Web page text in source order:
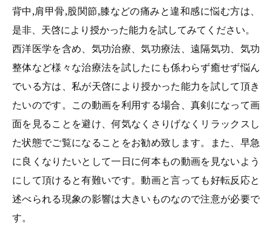
背中,肩甲骨,股関節,膝などの痛みと違和感に悩む方は、
是非、天啓により授かった能力を試してみてください。
西洋医学を含め、気功治療、気功療法、遠隔気功、気功
整体など様々な治療法を試したにも係わらず癒せず悩ん
でいる方は、私が天啓により授かった能力を試して頂き
たいのです。この動画を利用する場合、真剣になって画
面を見ることを避け、何気なくさりげなくリラックスし
た状態でご覧になることをお勧め致します。また、早急
に良くなりたいとして一日に何本もの動画を見ないよう
にして頂けると有難いです。動画と言っても好転反応と
述べられる現象の影響は大きいものなので注意が必要で
す。